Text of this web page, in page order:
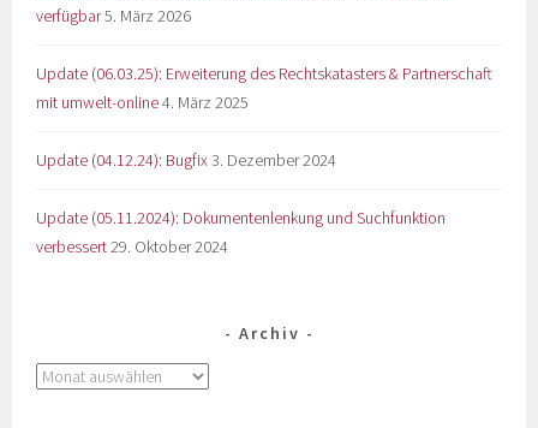
verfügbar5. März 2026
Update (06.03.25): Erweiterung des Rechtskatasters & Partnerschaft
mit umwelt-online4. März 2025
Update (04.12.24): Bugfix3. Dezember 2024
Update (05.11.2024): Dokumentenlenkung und Suchfunktion
verbessert29. Oktober 2024
Archiv